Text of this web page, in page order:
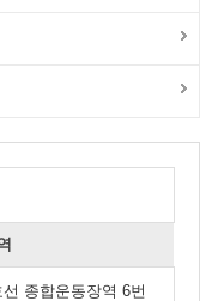
종합운동장역 6번